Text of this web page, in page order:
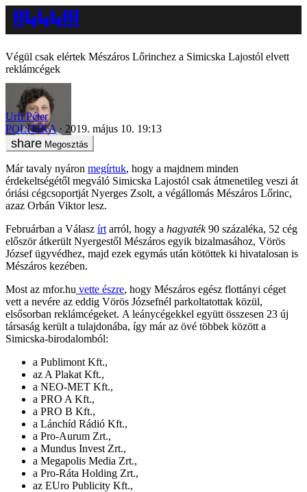
Végül csak elértek Mészáros Lőrinchez a Simicska Lajostól elvett
reklámcégek
Urfi Péter
POLITIKA
2019. május 10. 19:13
Megosztás
Már tavaly nyáron megírtuk, hogy a majdnem minden
érdekeltségétől megváló Simicska Lajostól csak átmenetileg veszi át
óriási cégcsoportját Nyerges Zsolt, a végállomás Mészáros Lőrinc,
azaz Orbán Viktor lesz.
Februárban a Válasz írt arról, hogy a hagyaték90 százaléka, 52 cég
először átkerült Nyergestől Mészáros egyik bizalmasához, Vörös
József ügyvédhez, majd ezek egymás után kötöttek ki hivatalosan is
Mészáros kezében.
Most az mfor.hu vette észre, hogy Mészáros egész flottányi céget
vett a nevére az eddig Vörös Józsefnél parkoltatottak közül,
elsősorban reklámcégeket. A leánycégekkel együtt összesen 23 új
társaság került a tulajdonába, így már az övé többek között a
Simicska-birodalomból:
a Publimont Kft.,
az A Plakat Kft.,
a NEO-MET Kft.,
a PRO A Kft.,
a PRO B Kft.,
a Lánchíd Rádió Kft.,
a Pro-Aurum Zrt.,
a Mundus Invest Zrt.,
a Megapolis Media Zrt.,
a Pro-Ráta Holding Zrt.,
az EUro Publicity Kft.,